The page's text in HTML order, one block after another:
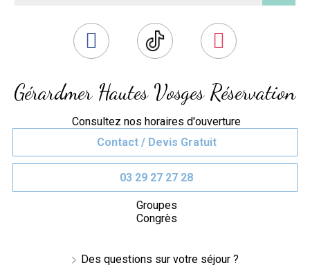
Gérardmer Hautes Vosges Réservation
Consultez nos horaires d'ouverture
Contact / Devis Gratuit
03 29 27 27 28
Groupes
Congrès
Des questions sur votre séjour ?